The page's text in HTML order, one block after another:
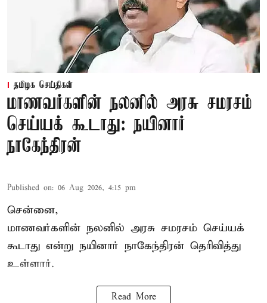
தமிழக செய்திகள்
மாணவர்களின் நலனில் அரசு சமரசம்
செய்யக் கூடாது: நயினார்
நாகேந்திரன்
Published on: 06 Aug 2026, 4:15 pm
சென்னை,
மாணவர்களின் நலனில் அரசு சமரசம் செய்யக்
கூடாது என்று நயினார் நாகேந்திரன் தெரிவித்து
உள்ளார்.
Read More